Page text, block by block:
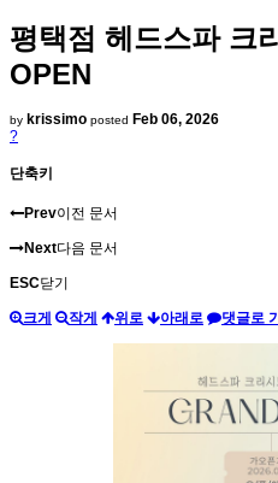
평택점 헤드스파 크
OPEN
by krissimo posted Feb 06, 2026
?
단축키
Prev이전 문서
Next다음 문서
ESC닫기
크게 작게 위로 아래로 댓글로